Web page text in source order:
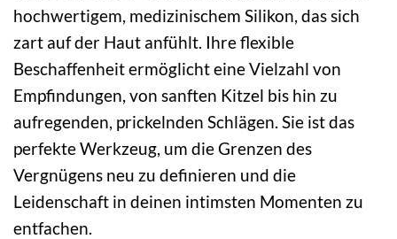
hochwertigem, medizinischem Silikon, das sich
zart auf der Haut anfühlt. Ihre flexible
Beschaffenheit ermöglicht eine Vielzahl von
Empfindungen, von sanften Kitzel bis hin zu
aufregenden, prickelnden Schlägen. Sie ist das
perfekte Werkzeug, um die Grenzen des
Vergnügens neu zu definieren und die
Leidenschaft in deinen intimsten Momenten zu
entfachen.